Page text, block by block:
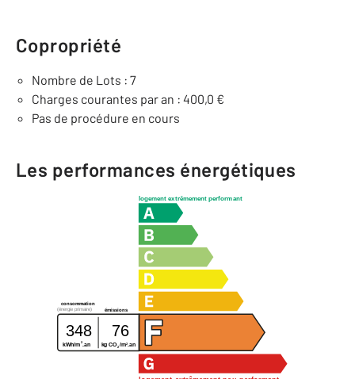
Copropriété
Nombre de Lots : 7
Charges courantes par an : 400,0 €
Pas de procédure en cours
Les performances énergétiques
logement extrêmement performant
consommation
émissions
(énergie primaire)
348 76
kWh/m 2 .an kg CO2/m2 .an